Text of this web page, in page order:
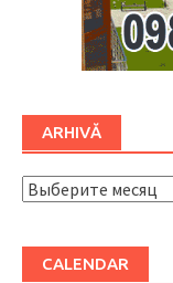
ARHIVĂ
ARHIVĂ
CALENDAR